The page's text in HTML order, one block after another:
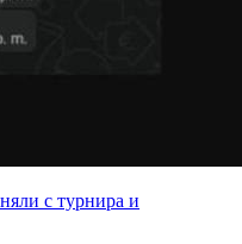
с турнира и